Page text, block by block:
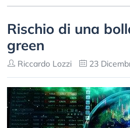
Rischio di una
green
Riccardo Lozzi 23